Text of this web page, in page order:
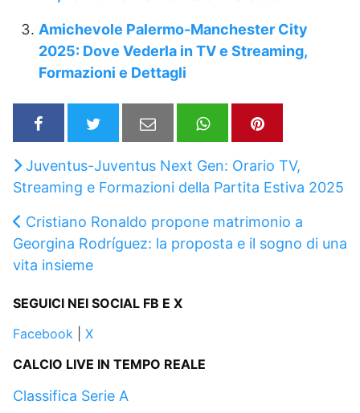
Amichevole Palermo-Manchester City
2025: Dove Vederla in TV e Streaming,
Formazioni e Dettagli
Juventus-Juventus Next Gen: Orario TV,
Streaming e Formazioni della Partita Estiva 2025
Cristiano Ronaldo propone matrimonio a
Georgina Rodríguez: la proposta e il sogno di una
vita insieme
SEGUICI NEI SOCIAL FB E X
Facebook
X
CALCIO LIVE IN TEMPO REALE
Classifica Serie A